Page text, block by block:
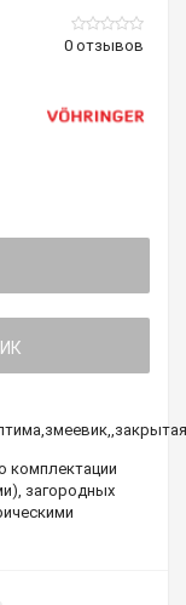
0 отзывов
,змеевик,,закрытая
комплектации
загородных